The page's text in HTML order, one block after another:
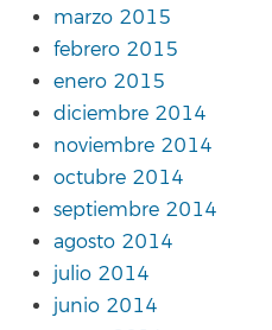
marzo 2015
febrero 2015
enero 2015
diciembre 2014
noviembre 2014
octubre 2014
septiembre 2014
agosto 2014
julio 2014
junio 2014